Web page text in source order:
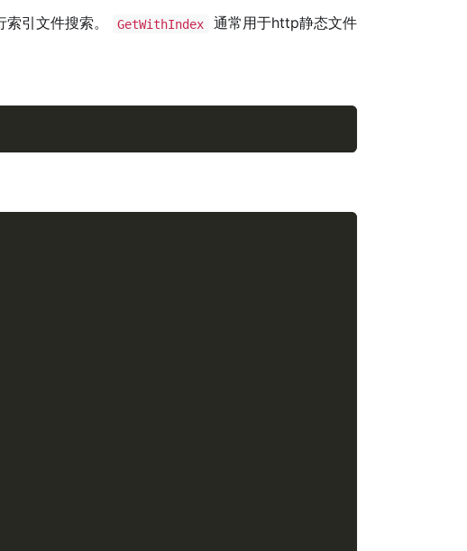
引文件搜索。 GetWithIndex
通常用于http静态文件